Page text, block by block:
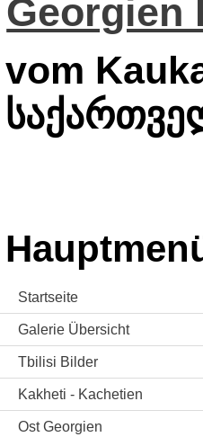
Georgien
vom
Startseite
Galerie Übersicht
Tbilisi Bilder
Kakheti - Kachetien
Ost Georgien